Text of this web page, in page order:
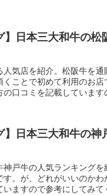
】日本三大和牛の
気店を紹介。松阪牛を
ことで初めて利用のお
口コミを記載しています
】日本三大和牛の
戸牛の人気ランキング
。が、どれがいいのか
ますので参考にしてみて